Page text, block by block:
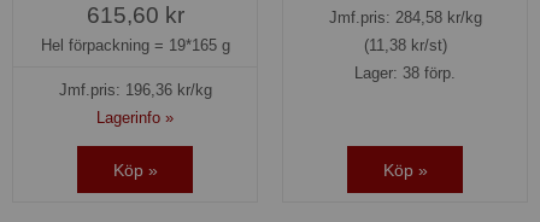
615,60 kr
Hel förpackning = 19*165 g
Jmf.pris: 196,36kr/kg
Lagerinfo »
Köp »
Jmf.pris: 284,58kr/kg
(11,38 kr/st)
Lager: 38 förp.
Köp »